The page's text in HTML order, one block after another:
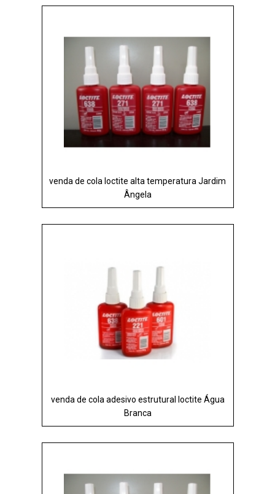
venda de cola loctite alta temperatura Jardim
Ângela
venda de cola adesivo estrutural loctite Água
Branca